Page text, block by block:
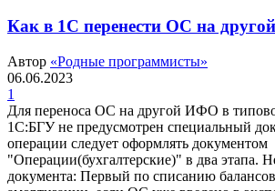
Как в 1С перенести ОС на
Автор «Родные программисты»
06.06.2023
1
Для переноса ОС на другой ИФО в
1С:БГУ не предусмотрен специальный
операции следует оформлять документом
"Операции(бухгалтерские)" в два этапа.
документа: Первый по списанию